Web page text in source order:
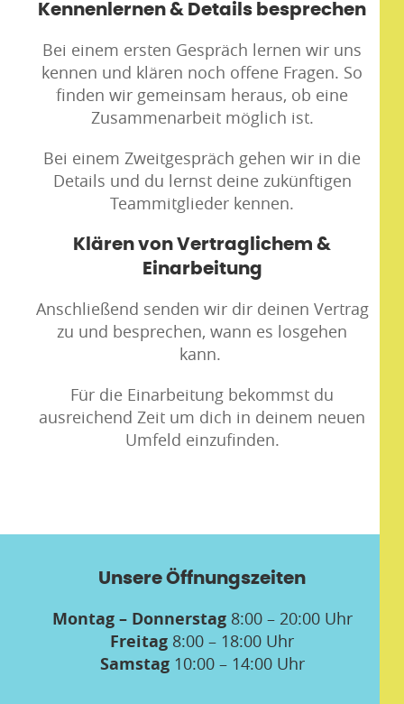
Kennenlernen & Details besprechen
Bei einem ersten Gespräch lernen wir uns
kennen und klären noch offene Fragen. So
finden wir gemeinsam heraus, ob eine
Zusammenarbeit möglich ist.
Bei einem Zweitgespräch gehen wir in die
Details und du lernst deine zukünftigen
Teammitglieder kennen.
Klären von Vertraglichem &
Einarbeitung
Anschließend senden wir dir deinen Vertrag
zu und besprechen, wann es losgehen
kann.
Für die Einarbeitung bekommst du
ausreichend Zeit um dich in deinem neuen
Umfeld einzufinden.
Unsere Öffnungszeiten
Montag – Donnerstag 8:00 – 20:00 Uhr
Freitag 8:00 – 18:00 Uhr
Samstag 10:00 – 14:00 Uhr